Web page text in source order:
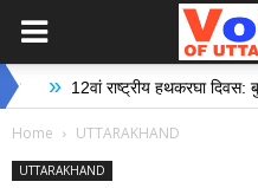
राष्ट्रीय हथकरघा दिवस: बुनकरों के
Home UTTARAKHAND
UTTARAKHAND